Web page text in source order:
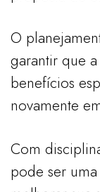
O
garantir que
benefícios
novamente
Com
pode ser